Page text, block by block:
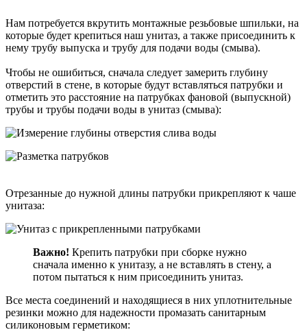
Нам потребуется вкрутить монтажные резьбовые шпильки, на
которые будет крепиться наш унитаз, а также присоединить к
нему трубу выпуска и трубу для подачи воды (смыва).
Чтобы не ошибиться, сначала следует замерить глубину
отверстий в стене, в которые будут вставляться патрубки и
отметить это расстояние на патрубках фановой (выпускной)
трубы и трубы подачи воды в унитаз (смыва):
Отрезанные до нужной длины патрубки прикрепляют к чаше
унитаза:
Важно! Крепить патрубки при сборке нужно
сначала именно к унитазу, а не вставлять в стену, а
потом пытаться к ним присоединить унитаз.
Все места соединений и находящиеся в них уплотнительные
резинки можно для надежности промазать санитарным
силиконовым герметиком: